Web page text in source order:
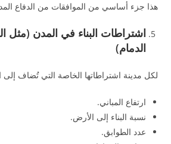
هذا جزء أساسي من الموافقات من الدفاع
اشتراطات البناء في المدن (مثل
الدمام)
لكل مدينة اشتراطاتها الخاصة التي تُضاف إلى
ارتفاع المباني.
نسبة البناء إلى الأرض.
عدد الطوابق.